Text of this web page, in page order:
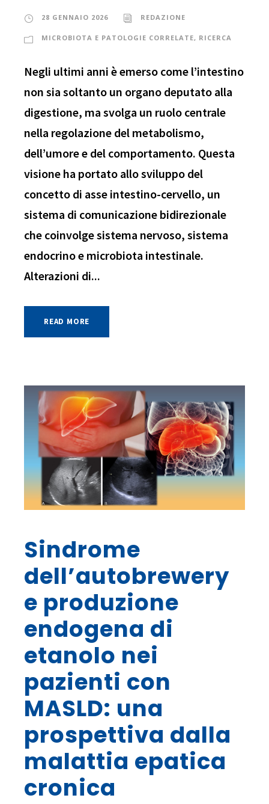
28 GENNAIO 2026 REDAZIONE
MICROBIOTA E PATOLOGIE CORRELATE, RICERCA
Negli ultimi anni è emerso come l’intestino
non sia soltanto un organo deputato alla
digestione, ma svolga un ruolo centrale
nella regolazione del metabolismo,
dell’umore e del comportamento. Questa
visione ha portato allo sviluppo del
concetto di asse intestino-cervello, un
sistema di comunicazione bidirezionale
che coinvolge sistema nervoso, sistema
endocrino e microbiota intestinale.
Alterazioni di...
READ MORE
Sindrome
dell’autobrewery
e produzione
endogena di
etanolo nei
pazienti con
MASLD: una
prospettiva dalla
malattia epatica
cronica